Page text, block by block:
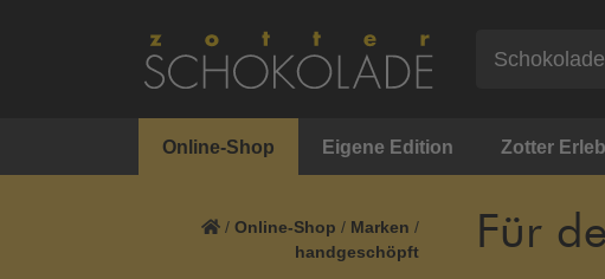
Online-Shop Eigene Edition Zotter
/ Online-Shop / Marken /
handgeschöpft
Für